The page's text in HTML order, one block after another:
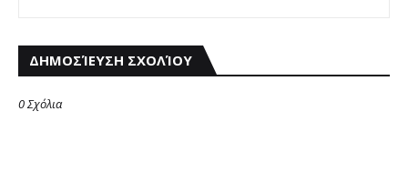
ΔΗΜΟΣΊΕΥΣΗ ΣΧΟΛΊΟΥ
0 Σχόλια